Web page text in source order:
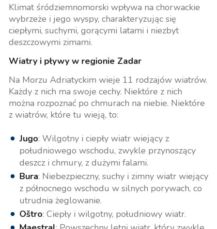
Klimat śródziemnomorski wpływa na chorwackie
wybrzeże i jego wyspy, charakteryzując się
ciepłymi, suchymi, gorącymi latami i niezbyt
deszczowymi zimami.
Wiatry i pływy w regionie Zadar
Na Morzu Adriatyckim wieje 11 rodzajów wiatrów.
Każdy z nich ma swoje cechy. Niektóre z nich
można rozpoznać po chmurach na niebie. Niektóre
z wiatrów, które tu wieją, to:
Jugo: Wilgotny i ciepły wiatr wiejący z
południowego wschodu, zwykle przynoszący
deszcz i chmury, z dużymi falami.
Bura: Niebezpieczny, suchy i zimny wiatr wiejący
z północnego wschodu w silnych porywach, co
utrudnia żeglowanie.
Oštro: Ciepły i wilgotny, południowy wiatr.